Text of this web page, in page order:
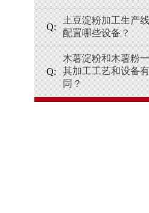
土豆淀粉加工生产
配置哪些设备？
木薯淀粉和木薯粉
其加工工艺和设备
同？